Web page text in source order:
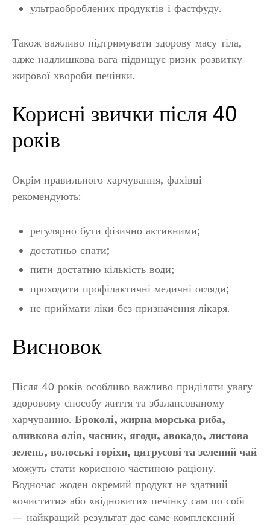
ультраоброблених продуктів і фастфуду.
Також важливо підтримувати здорову масу тіла,
адже надлишкова вага підвищує ризик розвитку
жирової хвороби печінки.
Корисні звички після 40
років
Окрім правильного харчування, фахівці
рекомендують:
регулярно бути фізично активними;
достатньо спати;
пити достатню кількість води;
проходити профілактичні медичні огляди;
не приймати ліки без призначення лікаря.
Висновок
Після 40 років особливо важливо приділяти увагу
здоровому способу життя та збалансованому
харчуванню. Броколі, жирна морська риба,
оливкова олія, часник, ягоди, авокадо, листова
зелень, волоські горіхи, цитрусові та зелений чай
можуть стати корисною частиною раціону.
Водночас жоден окремий продукт не здатний
«очистити» або «відновити» печінку сам по собі
— найкращий результат дає саме комплексний